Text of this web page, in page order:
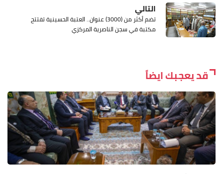
التالي
تضم أكثر من (3000) عنوان.. العتبة الحسينية تفتتح
مكتبة في سجن الناصرية المركزي
قد يعجبك ايضاً